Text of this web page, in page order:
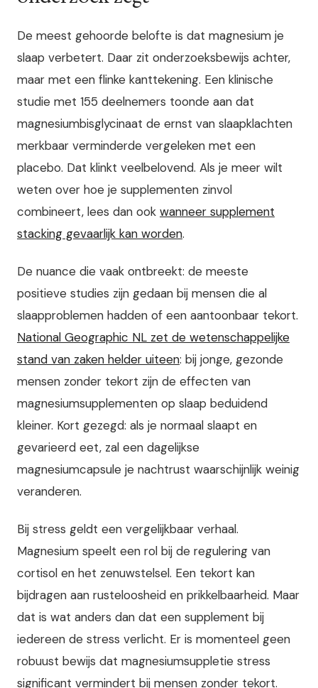
De meest gehoorde belofte is dat magnesium je
slaap verbetert. Daar zit onderzoeksbewijs achter,
maar met een flinke kanttekening. Een klinische
studie met 155 deelnemers toonde aan dat
magnesiumbisglycinaat de ernst van slaapklachten
merkbaar verminderde vergeleken met een
placebo. Dat klinkt veelbelovend. Als je meer wilt
weten over hoe je supplementen zinvol
combineert, lees dan ook wanneer supplement
stacking gevaarlijk kan worden.
De nuance die vaak ontbreekt: de meeste
positieve studies zijn gedaan bij mensen die al
slaapproblemen hadden of een aantoonbaar tekort.
National Geographic NL zet de wetenschappelijke
stand van zaken helder uiteen: bij jonge, gezonde
mensen zonder tekort zijn de effecten van
magnesiumsupplementen op slaap beduidend
kleiner. Kort gezegd: als je normaal slaapt en
gevarieerd eet, zal een dagelijkse
magnesiumcapsule je nachtrust waarschijnlijk weinig
veranderen.
Bij stress geldt een vergelijkbaar verhaal.
Magnesium speelt een rol bij de regulering van
cortisol en het zenuwstelsel. Een tekort kan
bijdragen aan rusteloosheid en prikkelbaarheid. Maar
dat is wat anders dan dat een supplement bij
iedereen de stress verlicht. Er is momenteel geen
robuust bewijs dat magnesiumsuppletie stress
significant vermindert bij mensen zonder tekort.